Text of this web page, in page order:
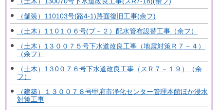
（舗装）110103号(路4-1)路面復旧工事(余フ)
（土木）1１0１０６号(ブ－２）配水管布設替工事（余フ）
（土木）1３００７５号下水道改良工事（地震対策Ｒ７－４）
（余フ）
（土木）1３0０７６号下水道改良工事（スＲ７－１９）（余
フ）
（建築）１３００７８号甲府市浄化センター管理本館ほか浸水
対策工事